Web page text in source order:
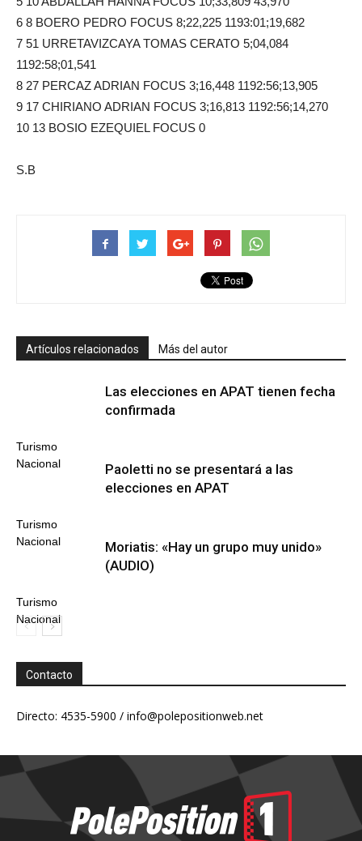
6 8 BOERO PEDRO FOCUS 8;22,225 1193:01;19,682
7 51 URRETAVIZCAYA TOMAS CERATO 5;04,084
1192:58;01,541
8 27 PERCAZ ADRIAN FOCUS 3;16,448 1192:56;13,905
9 17 CHIRIANO ADRIAN FOCUS 3;16,813 1192:56;14,270
10 13 BOSIO EZEQUIEL FOCUS 0
S.B
Artículos relacionados Más del autor
Turismo
Nacional
Las elecciones en APAT tienen fecha
confirmada
Turismo
Nacional
Paoletti no se presentará a las
elecciones en APAT
Turismo
Nacional
Moriatis: «Hay un grupo muy unido»
(AUDIO)
Contacto
Directo: 4535-5900 / info@polepositionweb.net